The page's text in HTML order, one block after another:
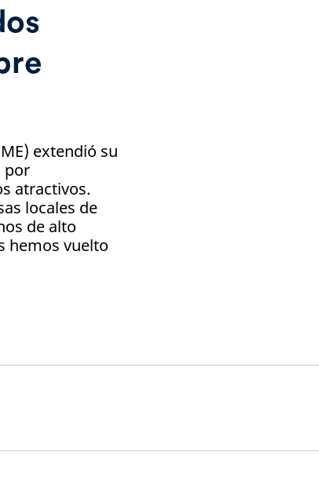
extendió su
por
atractivos.
locales de
de alto
hemos vuelto